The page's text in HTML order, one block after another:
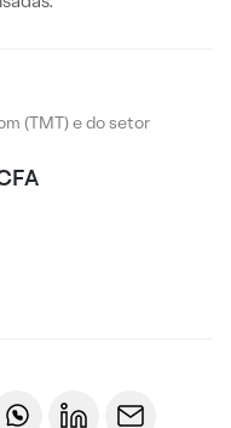
(TMT) e do setor